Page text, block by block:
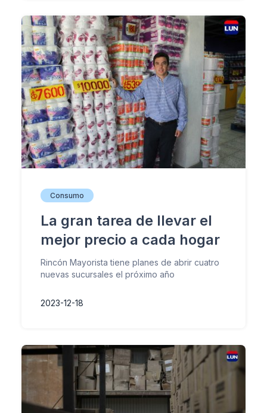
Consumo
La gran tarea de llevar el
mejor precio a cada hogar
Rincón Mayorista tiene planes de abrir cuatro
nuevas sucursales el próximo año
2023-12-18